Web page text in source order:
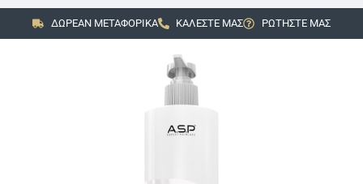
ΔΩΡΕΑΝ ΜΕΤΑΦΟΡΙΚΑ ΚΑΛΕΣΤΕ ΜΑΣ ΡΩΤΗΣΤΕ ΜΑΣ